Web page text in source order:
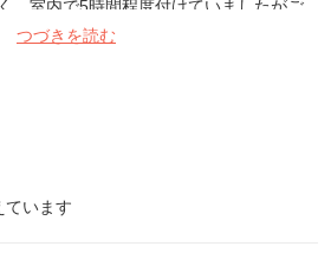
、室内で5時間程度付けていましたがご
です。
つづきを読む
ています